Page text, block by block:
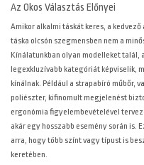
Az Okos Választás Előnyei
Amikor alkalmi táskát keres, a
táska olcsón szegmensben nem a
Kínálatunkban olyan modelleket talál,
legexkluzívabb kategóriát képviselik,
kínálnak. Például a strapabíró műbőr,
poliészter, kifinomult megjelenést
ergonómia figyelembevételével
akár egy hosszabb esemény során is.
arra, hogy több színt vagy típust is
keretében.